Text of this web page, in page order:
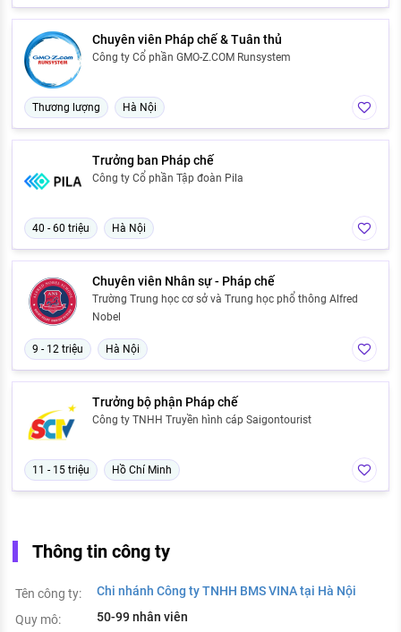
Chuyên viên Pháp chế & Tuân thủ
Công ty Cổ phần GMO-Z.COM Runsystem
Thương lượng Hà Nội
Trưởng ban Pháp chế
Công ty Cổ phần Tập đoàn Pila
40 - 60 triệu Hà Nội
Chuyên viên Nhân sự - Pháp chế
Trường Trung học cơ sở và Trung học phổ thông Alfred
Nobel
9 - 12 triệu Hà Nội
Trưởng bộ phận Pháp chế
Công ty TNHH Truyền hình cáp Saigontourist
11 - 15 triệu Hồ Chí Minh
Thông tin công ty
Tên công ty:
Chi nhánh Công ty TNHH BMS VINA tại Hà Nội
Quy mô:
50-99 nhân viên